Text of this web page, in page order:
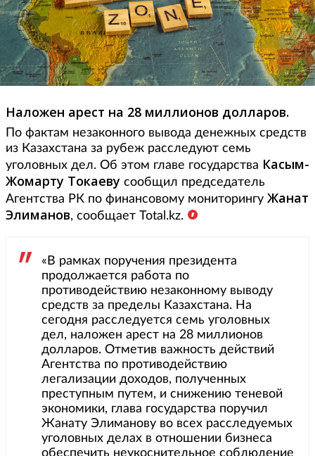
Наложен арест на 28 миллионов долларов.
По фактам незаконного вывода денежных средств
из Казахстана за рубеж расследуют семь
уголовных дел. Об этом главе государства Касым-
Жомарту Токаеву сообщил председатель
Агентства РК по финансовому мониторингу Жанат
Элиманов, сообщает Total.kz.
«В рамках поручения президента
продолжается работа по
противодействию незаконному выводу
средств за пределы Казахстана. На
сегодня расследуется семь уголовных
дел, наложен арест на 28 миллионов
долларов. Отметив важность действий
Агентства по противодействию
легализации доходов, полученных
преступным путем, и снижению теневой
экономики, глава государства поручил
Жанату Элиманову во всех расследуемых
уголовных делах в отношении бизнеса
обеспечить неукоснительное соблюдение